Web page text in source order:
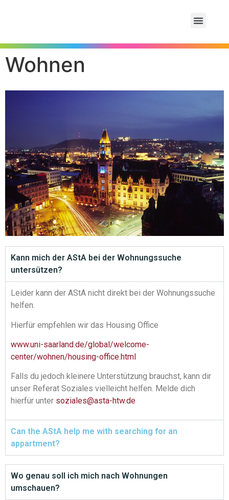
Wohnen
Kann mich der AStA bei der Wohnungssuche
untersützen?
Leider kann der AStA nicht direkt bei der Wohnungssuche
helfen.
Hierfür empfehlen wir das Housing Office
www.uni-saarland.de/global/welcome-
center/wohnen/housing-office.html
Falls du jedoch kleinere Unterstützung brauchst, kann dir
unser Referat Soziales vielleicht helfen. Melde dich
hierfür unter soziales@asta-htw.de
Can the AStA help me with searching for an
appartment?
Wo genau soll ich mich nach Wohnungen
umschauen?